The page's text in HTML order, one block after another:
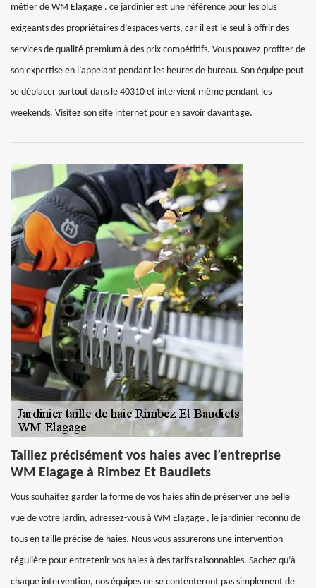
métier de WM Elagage . ce jardinier est une référence pour les plus
exigeants des propriétaires d’espaces verts, car il est le seul à offrir des
services de qualité premium à des prix compétitifs. Vous pouvez profiter de
son expertise en l’appelant pendant les heures de bureau. Son équipe peut
se déplacer partout dans le 40310 et intervient même pendant les
weekends. Visitez son site internet pour en savoir davantage.
Taillez précisément vos haies avec l’entreprise
WM Elagage à Rimbez Et Baudiets
Vous souhaitez garder la forme de vos haies afin de préserver une belle
vue de votre jardin, adressez-vous à WM Elagage , le jardinier reconnu de
tous en taille précise de haies. Nous vous assurerons une intervention
régulière pour entretenir vos haies à des tarifs raisonnables. Sachez qu’à
chaque intervention, nos équipes ne se contenteront pas simplement de